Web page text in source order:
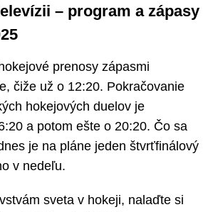
– program a zápasy
prenosy zápasmi
čiže už o 12:20. Pokračovanie
hokejových duelov je
a potom ešte o 20:20. Čo sa
je na pláne jeden štvrťfinálový
v nedeľu.
sveta v hokeji, nalaďte si